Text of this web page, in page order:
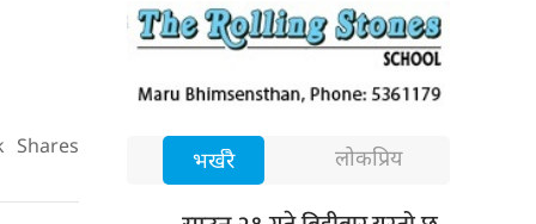
Shares
भर्खरै लोकप्रिय